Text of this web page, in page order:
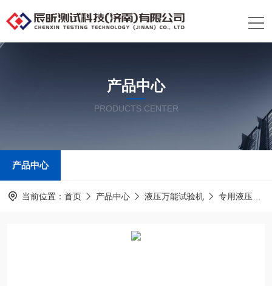
产品中心
PRODUCTS CENTER
产品中心
当前位置： 首页 产品中心 液压万能试验机 专用液压万能试验机